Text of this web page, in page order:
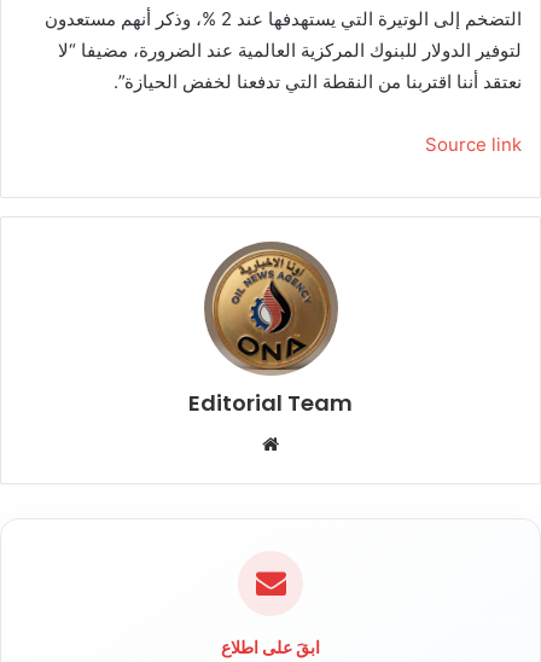
التضخم إلى الوتيرة التي يستهدفها عند 2 %، وذكر أنهم مستعدون
لتوفير الدولار للبنوك المركزية العالمية عند الضرورة، مضيفا “لا
نعتقد أننا اقتربنا من النقطة التي تدفعنا لخفض الحيازة”.
Source link
Editorial Team
ل
ي
ابقَ على اطلاع